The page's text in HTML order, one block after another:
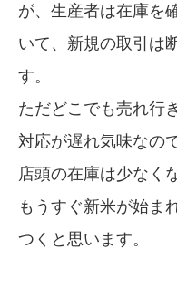
が、生産者は在庫を
いて、新規の取引は
す。
ただどこでも売れ行
対応が遅れ気味なの
店頭の在庫は少なく
もうすぐ新米が始ま
つくと思います。